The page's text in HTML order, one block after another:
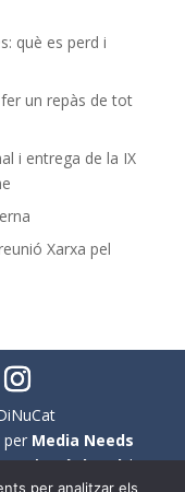
què es perd i
fer un repàs de tot
i entrega de la IX
Xarxa pel
per Media Needs
|Avís legal|
per analitzar els